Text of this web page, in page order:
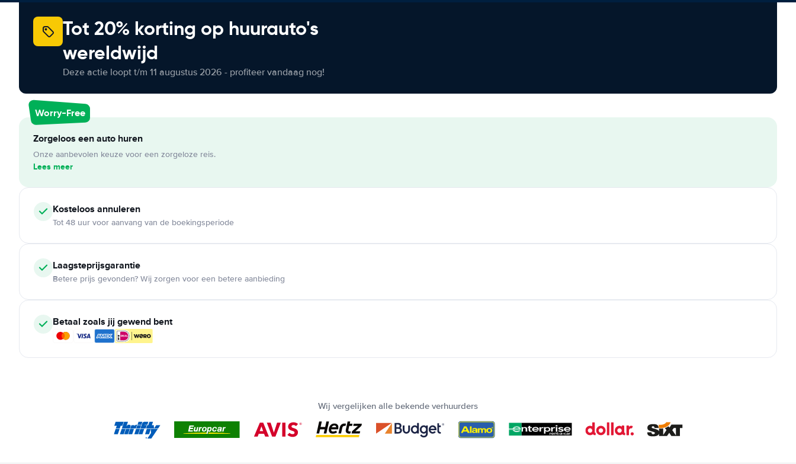
Tot 20% korting op huurauto's
wereldwijd
Deze actie loopt t/m 11 augustus 2026 - profiteer vandaag nog!
Worry-Free
Zorgeloos een auto huren
Onze aanbevolen keuze voor een zorgeloze reis.
Lees meer
Kosteloos annuleren
Tot 48 uur voor aanvang van de boekingsperiode
Laagsteprijsgarantie
Betere prijs gevonden? Wij zorgen voor een betere aanbieding
Betaal zoals jij gewend bent
Wij vergelijken alle bekende verhuurders